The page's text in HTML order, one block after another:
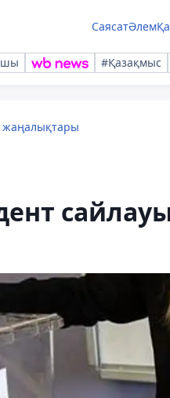
СаясатӘлем
#Қазақмыс
жаңалықтары